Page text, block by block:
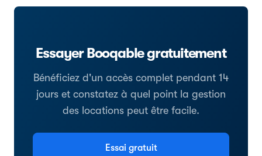
Essayer Booqable gratuitement
Bénéficiez d'un accès complet pendant 14
jours et constatez à quel point la gestion
des locations peut être facile.
Essai gratuit